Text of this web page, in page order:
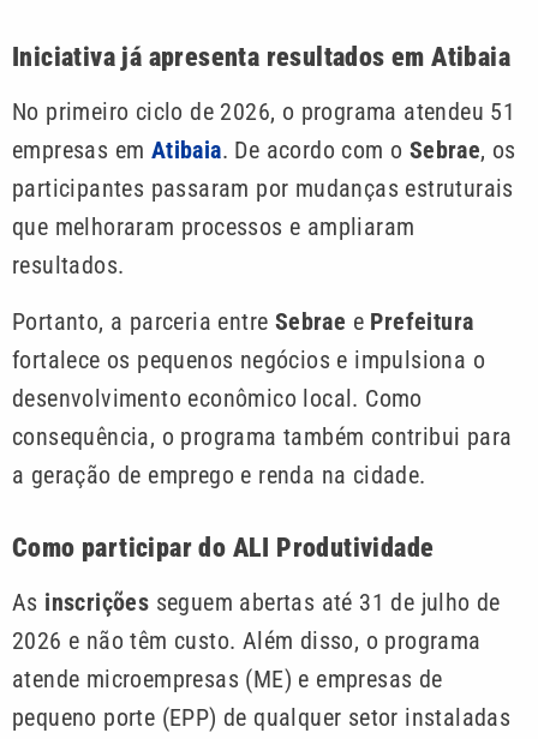
Iniciativa já apresenta resultados em Atibaia
No primeiro ciclo de 2026, o programa atendeu 51
empresas em Atibaia. De acordo com o Sebrae, os
participantes passaram por mudanças estruturais
que melhoraram processos e ampliaram
resultados.
Portanto, a parceria entre Sebrae e Prefeitura
fortalece os pequenos negócios e impulsiona o
desenvolvimento econômico local. Como
consequência, o programa também contribui para
a geração de emprego e renda na cidade.
Como participar do ALI Produtividade
As inscrições seguem abertas até 31 de julho de
2026 e não têm custo. Além disso, o programa
atende microempresas (ME) e empresas de
pequeno porte (EPP) de qualquer setor instaladas